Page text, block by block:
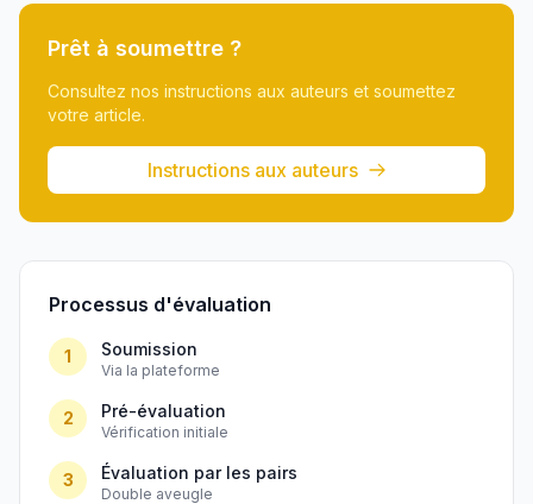
Prêt à soumettre ?
Consultez nos instructions aux auteurs et soumettez
votre article.
Instructions aux auteurs
Processus d'évaluation
1 Soumission
Via la plateforme
2 Pré-évaluation
Vérification initiale
3 Évaluation par les pairs
Double aveugle